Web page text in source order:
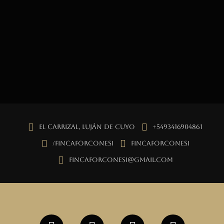
El Carrizal, Luján de Cuyo +5493416904861
/fincaforconesi fincaforconesi
fincaforconesi@gmail.com